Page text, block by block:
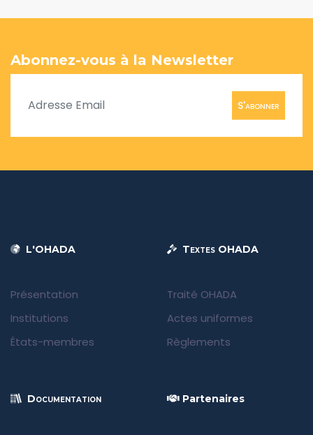
Abonnez-vous à la Newsletter
S'abonner
L'OHADA
Présentation
Institutions
États-membres
Textes OHADA
Traité OHADA
Actes uniformes
Règlements
Documentation Partenaires